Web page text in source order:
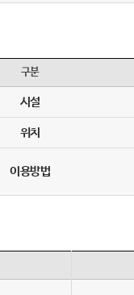
구분
시설
위치
이용방법